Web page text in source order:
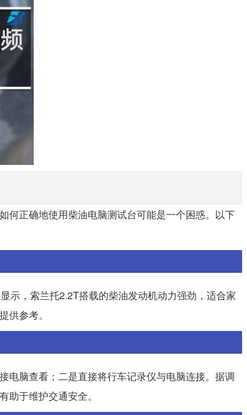
何正确地使用柴油电脑测试台可能是一个困惑。以下
示，索兰托2.2T搭载的柴油发动机动力强劲，适合家
供参考。
电脑查看；二是直接将行车记录仪与电脑连接。据调
于维护交通安全。